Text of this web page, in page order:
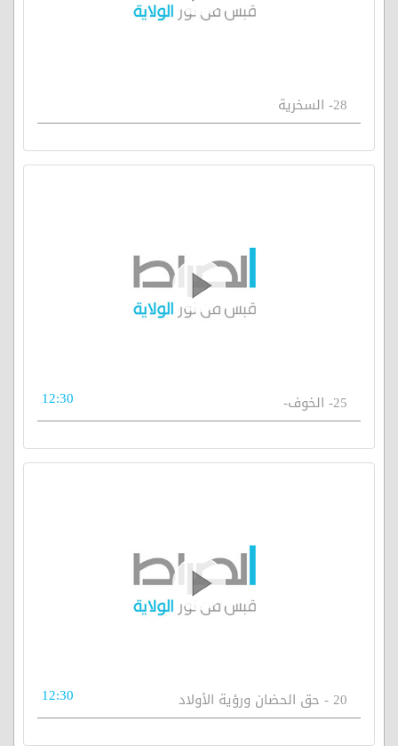
28- السخرية
25- الخوف- 12:30
20 - حق الحضان ورؤية الأولاد 12:30